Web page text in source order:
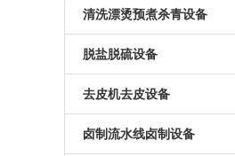
酱腌菜杀菌机
竹笋巴氏杀菌设备
脱盐脱硫脱硝清洗设备
海带清洗机
涡流清洗机
毛刷清洗机毛辊清洗机设备
清洗风干流水线
洗袋机
周转筐清洗机
洗筐机
解冻机解冻线
鱼、肉解冻清洗蒸煮线设备
鸡爪解冻清洗蒸煮加工设备
清洗漂烫预煮杀青设备
预煮机
蔬菜杀青机
清洗蒸煮线
脱盐脱硫设备
脱硫机
酱腌菜脱盐机
去皮机去皮设备
毛辊去皮清洗机
卤制流水线卤制设备